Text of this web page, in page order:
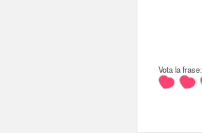
Vota la frase: